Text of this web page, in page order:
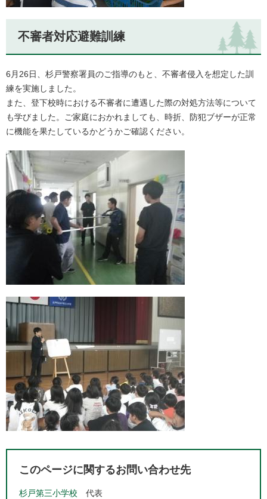
不審者対応避難訓練
6月26日、杉戸警察署員のご指導のもと、不審者侵入を想定した訓
練を実施しました。
また、登下校時における不審者に遭遇した際の対処方法等について
も学びました。ご家庭におかれましても、時折、防犯ブザーが正常
に機能を果たしているかどうかご確認ください。
このページに関するお問い合わせ先
杉戸第三小学校
代表